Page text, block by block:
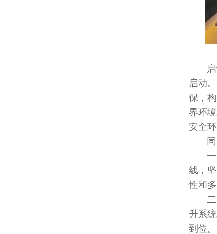
启动
保，
界环
安全
线，
性和
升系
到位。